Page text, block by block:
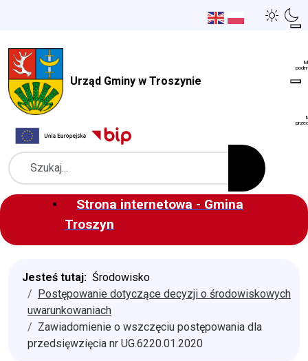
Urząd Gminy w Troszynie
Szukaj
Strona internetowa - Gmina
Troszyn
Jesteś tutaj: Środowisko
Postępowanie dotyczące decyzji o środowiskowych
uwarunkowaniach
Zawiadomienie o wszczęciu postępowania dla
przedsięwzięcia nr UG.6220.01.2020